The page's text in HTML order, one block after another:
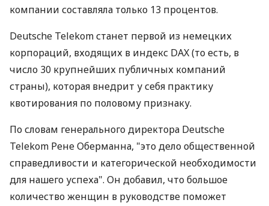
компании составляла только 13 процентов.
Deutsche Telekom станет первой из немецких
корпораций, входящих в индекс DAX (то есть, в
число 30 крупнейших публичных компаний
страны), которая внедрит у себя практику
квотирования по половому признаку.
По словам генерального директора Deutsche
Telekom Рене Оберманна, "это дело общественной
справедливости и категорической необходимости
для нашего успеха". Он добавил, что большое
количество женщин в руководстве поможет